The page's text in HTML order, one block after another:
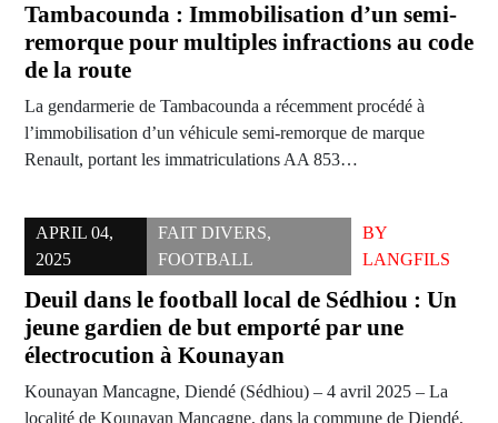
Tambacounda : Immobilisation d’un semi-
remorque pour multiples infractions au code
de la route
La gendarmerie de Tambacounda a récemment procédé à
l’immobilisation d’un véhicule semi-remorque de marque
Renault, portant les immatriculations AA 853…
APRIL 04,
2025
FAIT DIVERS,
FOOTBALL
BY
LANGFILS
Deuil dans le football local de Sédhiou : Un
jeune gardien de but emporté par une
électrocution à Kounayan
Kounayan Mancagne, Diendé (Sédhiou) – 4 avril 2025 – La
localité de Kounayan Mancagne, dans la commune de Diendé,